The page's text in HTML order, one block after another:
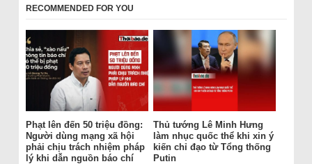
RECOMMENDED FOR YOU
Phạt lên đến 50 triệu đồng:
Người dùng mạng xã hội
phải chịu trách nhiệm pháp
lý khi dẫn nguồn báo chí
Thủ tướng Lê Minh Hưng
làm nhục quốc thể khi xin ý
kiến chỉ đạo từ Tổng thống
Putin